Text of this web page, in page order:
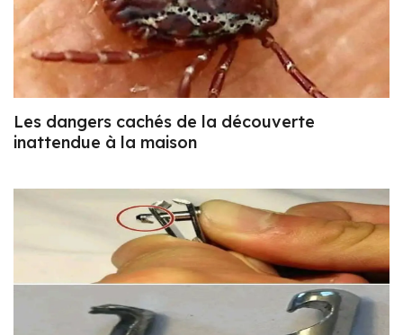
Les dangers cachés de la découverte
inattendue à la maison